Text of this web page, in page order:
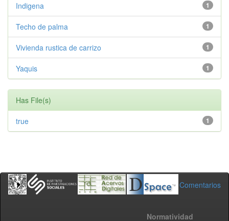
1
Indigena
1
Techo de palma
1
Vivienda rustica de carrizo
1
Yaquis
Has File(s)
1
true
Comentarios
Normatividad